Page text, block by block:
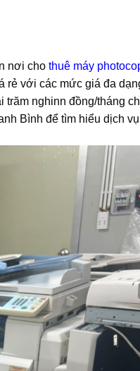
nơi cho thuê máy
rẻ với các mức giá đa
trăm nghinn đồng/tháng
Bình để tìm hiểu dịch